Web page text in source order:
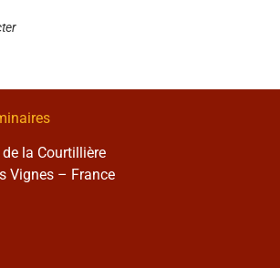
la Courtillière
Vignes – France